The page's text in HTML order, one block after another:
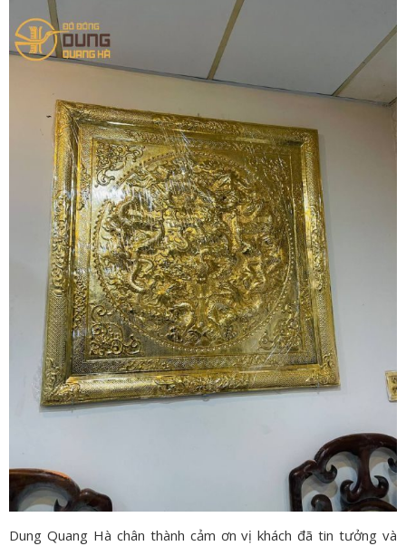
Dung Quang Hà chân thành cảm ơn vị khách đã tin tưởng và